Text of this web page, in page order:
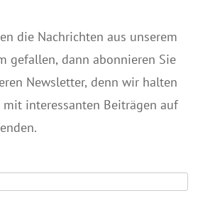
die Nachrichten aus unserem
gefallen, dann abonnieren Sie
Newsletter, denn wir halten
mit interessanten Beiträgen auf